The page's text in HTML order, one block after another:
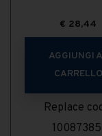
€ 28,44
AGGIUNGI
CARRELLO
Replace